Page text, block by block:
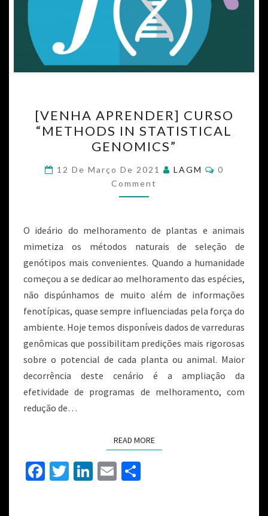
[VENHA APRENDER] CURSO
“METHODS IN STATISTICAL
GENOMICS”
12 De Março De 2021 LAGM
0
Comment
O ideário do melhoramento de plantas e animais
mimetiza os métodos naturais de seleção de
genótipos mais convenientes. Quando a humanidade
começou a se dedicar ao melhoramento das espécies,
não dispúnhamos de muito além de informações
fenotípicas, quase sempre influenciadas pela força do
ambiente. Hoje temos disponíveis dados de varreduras
genômicas que possibilitam predições mais rigorosas
sobre o potencial de cada planta ou animal. Maior
decorrência deste cenário é a ampliação da
efetividade de programas de melhoramento, com
redução de…
READ MORE
Fa T
Li E